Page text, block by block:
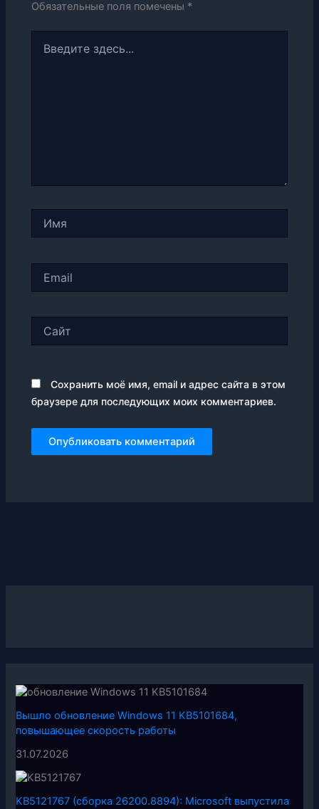
Обязательные поля помечены *
здесь...
Сохранить моё имя, email и адрес сайта в этом
браузере для последующих моих комментариев.
Вышло обновление Windows 11 KB5101684,
повышающее скорость работы
31.07.2026
KB5121767 (сборка 26200.8894): Microsoft выпустила